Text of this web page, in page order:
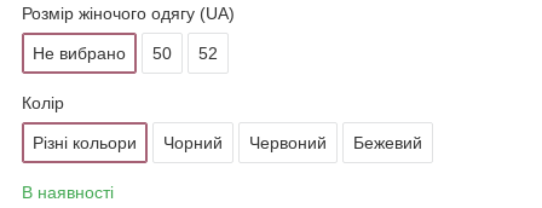
Розмір жіночого одягу (UA)
Не вибрано 50 52
Колір
Різні кольори Чорний Червоний Бежевий
В наявності